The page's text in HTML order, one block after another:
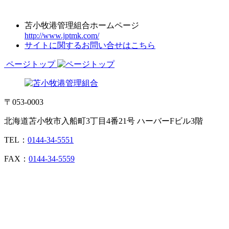
苫小牧港管理組合ホームページ
http://www.jptmk.com/
サイトに関するお問い合せはこちら
ページトップ
〒053-0003
北海道苫小牧市入船町3丁目4番21号 ハーバーFビル3階
TEL： 0144-34-5551
FAX： 0144-34-5559